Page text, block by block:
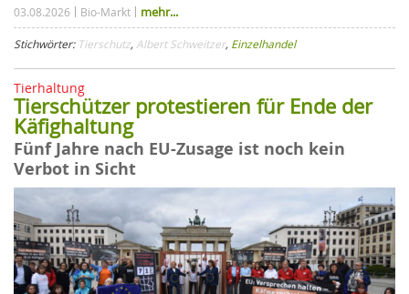
03.08.2026 Bio-Markt mehr...
Stichwörter: Tierschutz, Albert Schweitzer, Einzelhandel
Tierhaltung
Tierschützer protestieren für Ende der
Käfighaltung
Fünf Jahre nach EU-Zusage ist noch kein
Verbot in Sicht